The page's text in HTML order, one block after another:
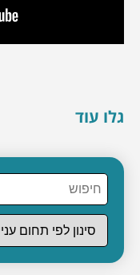
גלו עוד